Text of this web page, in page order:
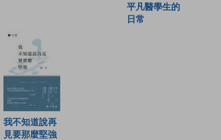
平凡醫學生的
日常
我不知道說再
見要那麼堅強